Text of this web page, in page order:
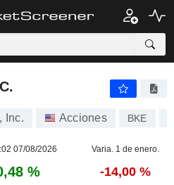
Inc. Acciones BKE
07/08/2026 Varia. 1 de enero.
% -14,00 %